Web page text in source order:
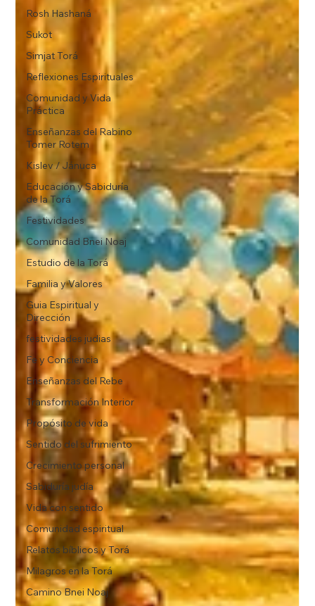
Rosh Hashaná
Sukot
Simjat Torá
Reflexiones Espirituales
Comunidad y Vida
Práctica
Enseñanzas del Rabino
Tomer Rotem
Kislev / Jánuca
Educación y Sabiduría
de la Torá
Festividades
Comunidad Bnei Noaj
Estudio de la Torá
Familia y Valores
Guia Espiritual y
Dirección
festividades judias
Fe y Conciencia
Enseñanzas del Rebe
Transformación Interior
Propósito de vida
Sentido del sufrimiento
Crecimiento personal
Sabiduría judía
Vida con sentido
Comunidad espiritual
Relatos bíblicos y Torá
Milagros en la Torá
Camino Bnei Noaj